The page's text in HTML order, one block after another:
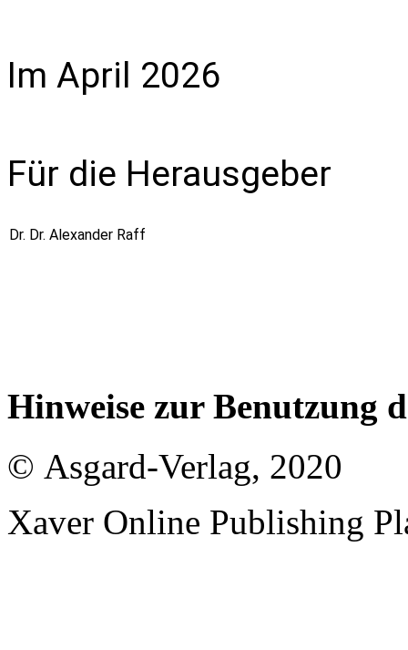
Im April 2026
Für die Herausgeber
Dr. Dr. Alexander Raff
Hinweise zur Benutzung
© Asgard-Verlag, 2020
Xaver Online Publishing